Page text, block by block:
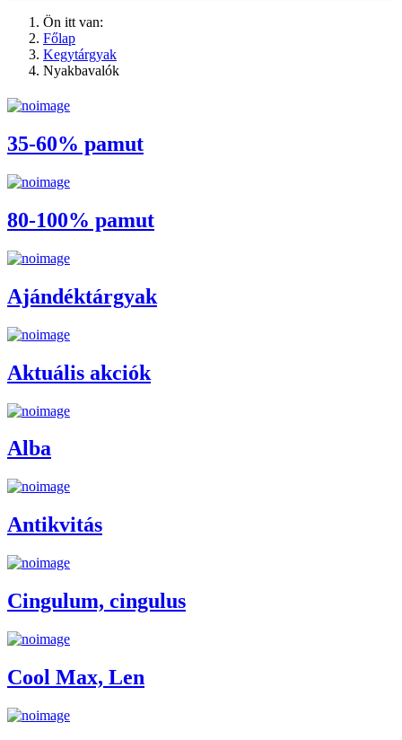
Ön itt van:
Főlap
Kegytárgyak
Nyakbavalók
35-60% pamut
80-100% pamut
Ajándéktárgyak
Aktuális akciók
Alba
Antikvitás
Cingulum, cingulus
Cool Max, Len